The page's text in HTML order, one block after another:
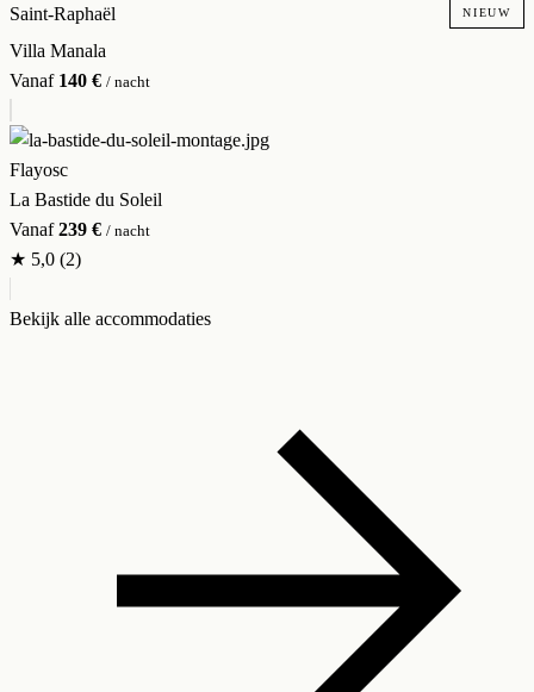
Saint-Raphaël NIEUW
Villa Manala
Vanaf 140 € / nacht
Flayosc
La Bastide du Soleil
Vanaf239 € / nacht
★ 5,0 (2)
Bekijk alle accommodaties